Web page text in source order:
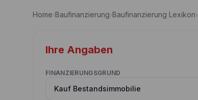
Home›Baufinanzierung›Baufinanzierung Lexikon›
Ihre Angaben
FINANZIERUNGSGRUND